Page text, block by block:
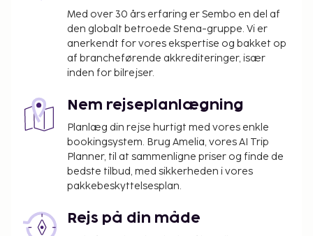
Med over 30 års erfaring er Sembo en del af
den globalt betroede Stena-gruppe. Vi er
anerkendt for vores ekspertise og bakket op
af brancheførende akkrediteringer, især
inden for bilrejser.
Nem rejseplanlægning
Planlæg din rejse hurtigt med vores enkle
bookingsystem. Brug Amelia, vores AI Trip
Planner, til at sammenligne priser og finde de
bedste tilbud, med sikkerheden i vores
pakkebeskyttelsesplan.
Rejs på din måde